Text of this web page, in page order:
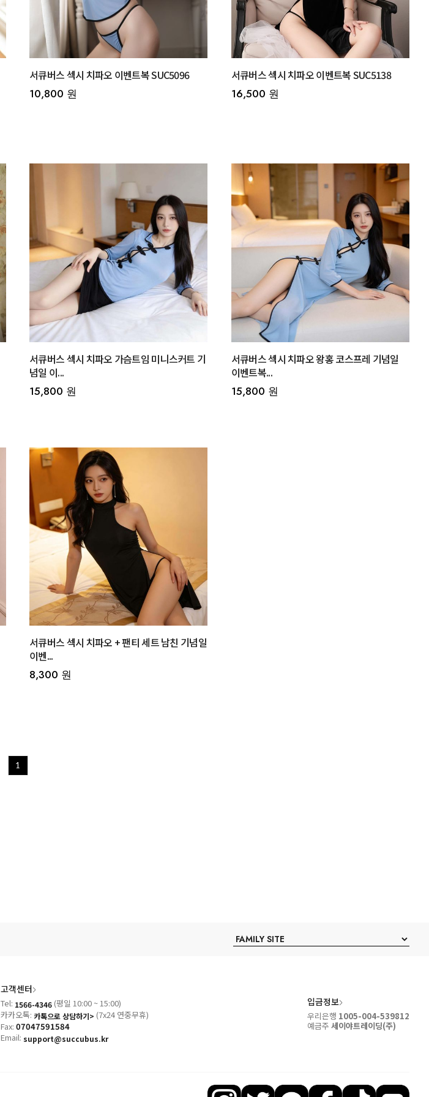
서큐버스 섹시 치파오 이벤트복 SUC5096
10,800 원
서큐버스 섹시 치파오 이벤트복 SUC5138
16,500 원
서큐버스 섹시 치파오 가슴트임 미니스커트 기
념일 이...
15,800 원
서큐버스 섹시 치파오 왕홍 코스프레 기념일
이벤트복...
15,800 원
서큐버스 섹시 치파오 + 팬티 세트 남친 기념일
이벤...
8,300 원
1
고객센터
Tel: 1566-4346(평일 10:00 ~ 15:00)
카카오톡: 카톡으로 상담하기> (7x24 연중무휴)
Fax: 07047591584
Email: support@succubus.kr
입금정보
우리은행 1005-004-539812
예금주 세이야트레이딩(주)